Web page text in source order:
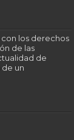
los derechos
de las
de
un